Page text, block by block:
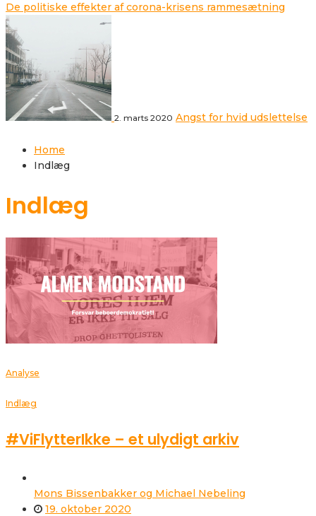
De politiske effekter af corona-krisens rammesætning
2. marts 2020 Angst for hvid udslettelse
Home
Indlæg
Indlæg
Analyse
Indlæg
#ViFlytterIkke – et ulydigt arkiv
Mons Bissenbakker og Michael Nebeling
19. oktober 2020